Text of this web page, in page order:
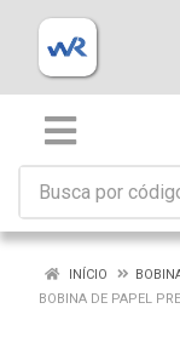
INÍCIO
BOBINA DE PAPEL